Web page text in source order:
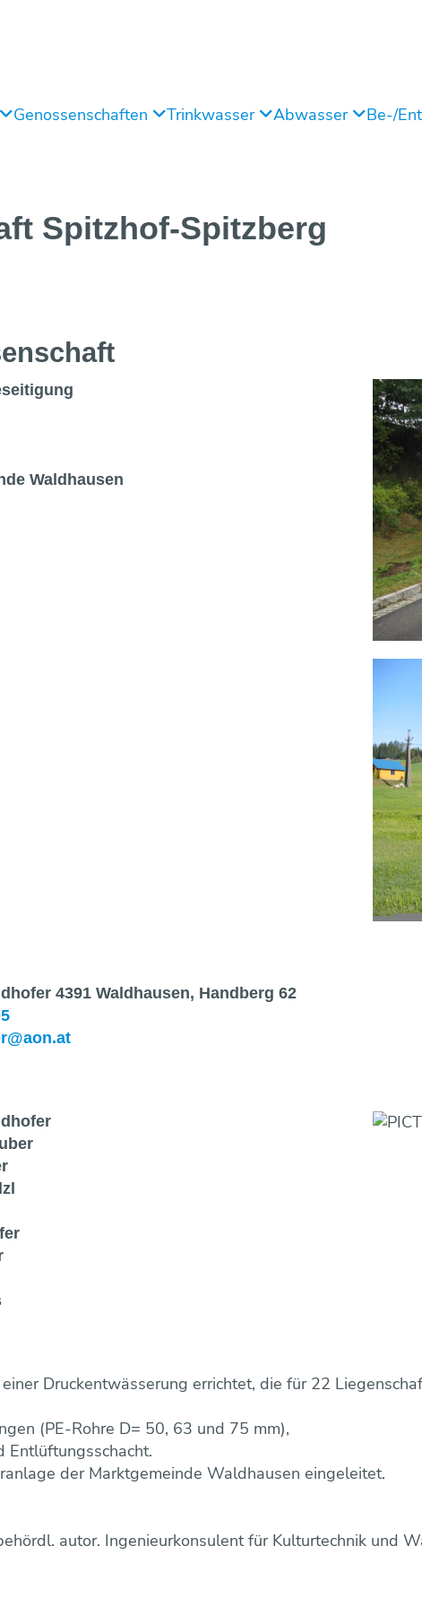
Genossenschaften Trinkwasser Abwasser Be-/
Spitzhof-Spitzberg
Waldhausen
4391 Waldhausen, Handberg 62
Druckentwässerung errichtet, die für 22
(PE-Rohre D= 50, 63 und 75 mm),
Entlüftungsschacht.
der Marktgemeinde Waldhausen eingeleitet.
autor. Ingenieurkonsulent für Kulturtechnik und